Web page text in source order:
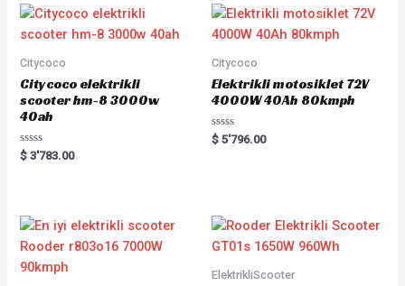
Citycoco
Citycoco elektrikli
scooter hm-8 3000w
40ah
Rated
0
$ 3'783.00
Citycoco
Elektrikli motosiklet 72V
4000W 40Ah 80kmph
Rated
0
$ 5'796.00
ElektrikliScooter